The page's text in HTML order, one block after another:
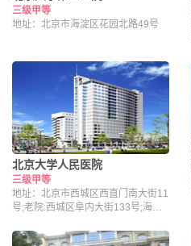
三级甲等
地址：北京市海淀区花园北路49号
北京大学人民医院
三级甲等
地址：北京市西城区西直门南大街11
号;老院:西城区阜内大街133号;海淀